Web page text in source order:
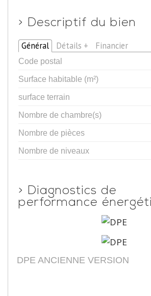
> Descriptif du bien
Général Détails + Financier
Code postal
Surface habitable (m²)
surface terrain
Nombre de chambre(s)
Nombre de pièces
Nombre de niveaux
> Diagnostics de
performance
DPE ANCIENNE VERSION